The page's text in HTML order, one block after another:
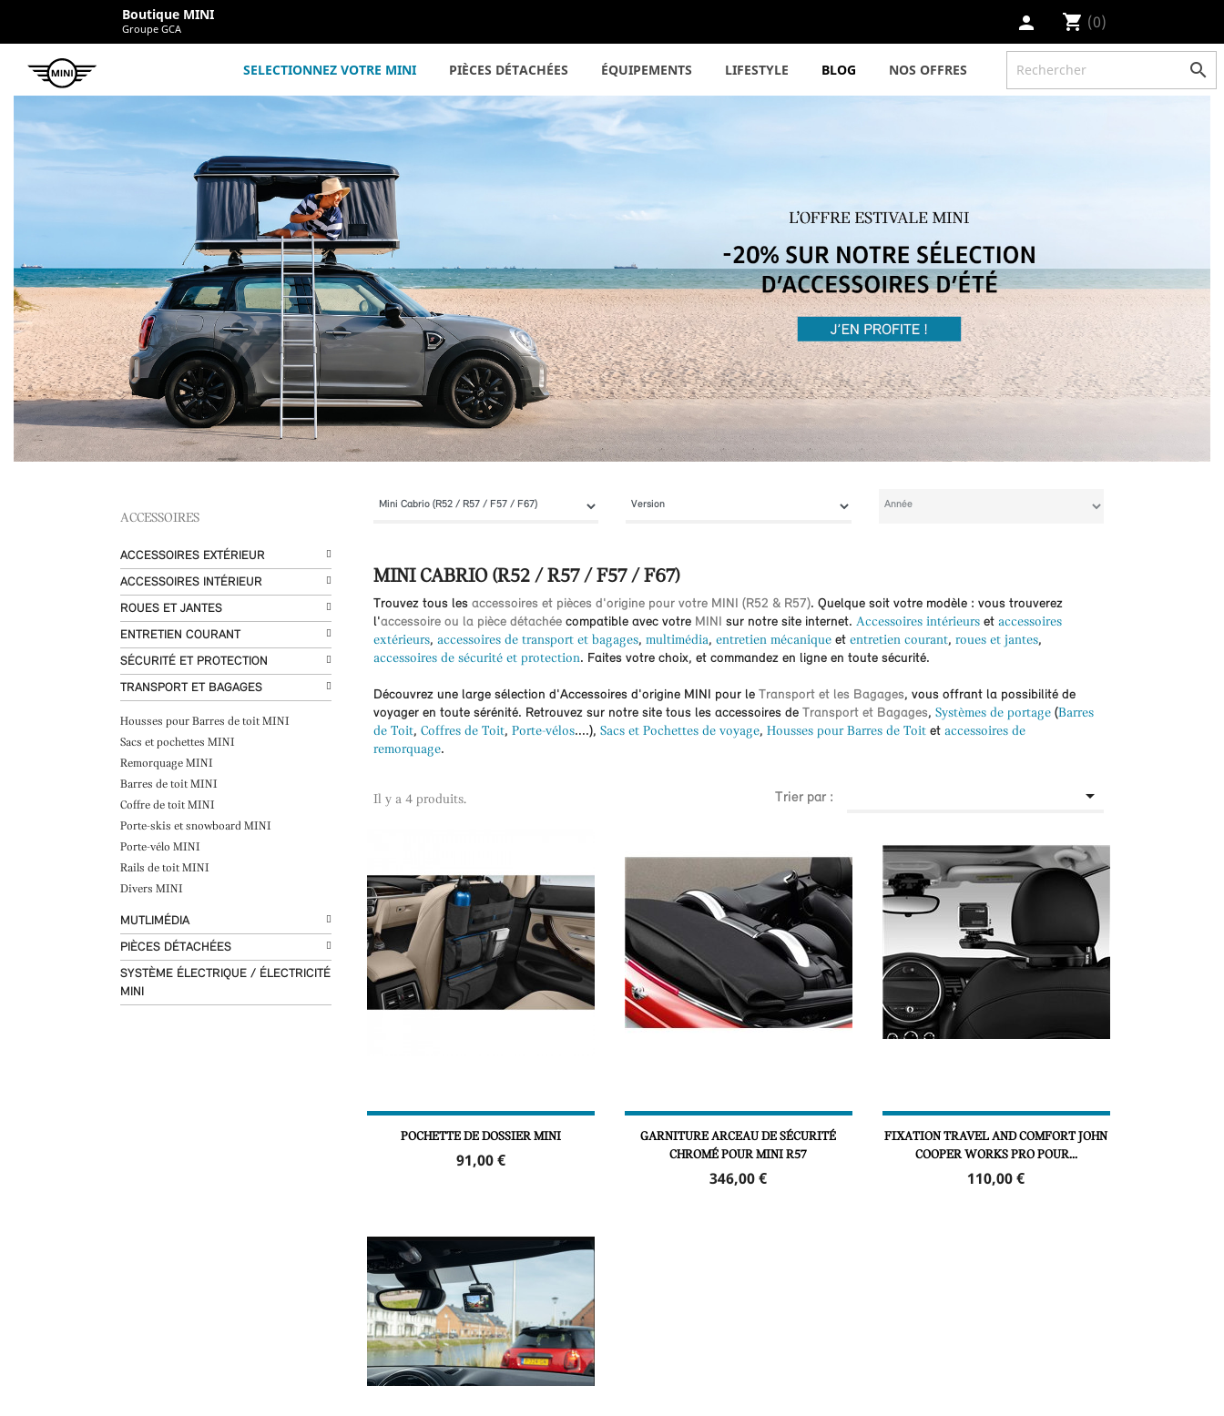
Boutique MINI
Groupe GCA person shopping_cart (0)
SELECTIONNEZ VOTRE MINI PIÈCES DÉTACHÉES ÉQUIPEMENTS LIFESTYLE BLOG NOS OFFRES 
ACCESSOIRES
ACCESSOIRES EXTÉRIEUR
ACCESSOIRES INTÉRIEUR
ROUES ET JANTES
ENTRETIEN COURANT
SÉCURITÉ ET PROTECTION
TRANSPORT ET BAGAGES
Housses pour Barres de toit MINI
Sacs et pochettes MINI
Remorquage MINI
Barres de toit MINI
Coffre de toit MINI
Porte-skis et snowboard MINI
Porte-vélo MINI
Rails de toit MINI
Divers MINI
MUTLIMÉDIA
PIÈCES DÉTACHÉES
SYSTÈME ÉLECTRIQUE / ÉLECTRICITÉ
MINI
MINI CABRIO (R52 / R57 / F57 / F67)
Trouvez tous les accessoires et pièces d'origine pour votre MINI (R52 & R57). Quelque soit votre modèle : vous trouverez
l'accessoire ou la pièce détachéecompatible avec votre MINI sur notre site internet. Accessoires intérieurset accessoires
extérieurs, accessoires de transport et bagages, multimédia, entretien mécaniqueet entretien courant, roues et jantes,
accessoires de sécurité et protection. Faites votre choix, et commandez en ligne en toute sécurité.
Découvrez une large sélection d'Accessoires d'origine MINI pour le Transport et les Bagages, vous offrant la possibilité de
voyager en toute sérénité. Retrouvez sur notre site tous les accessoires de Transport et Bagages, Systèmes de portage(Barres
de Toit, Coffres de Toit, Porte-vélos....), Sacs et Pochettes de voyage, Housses pour Barres de Toitet accessoires de
remorquage.
Il y a 4 produits. Trier par : 
POCHETTE DE DOSSIER MINI
Prix
91,00 €
GARNITURE ARCEAU DE SÉCURITÉ
CHROMÉ POUR MINI R57
Prix
346,00 €
FIXATION TRAVEL AND COMFORT JOHN
COOPER WORKS PRO POUR...
Prix
110,00 €